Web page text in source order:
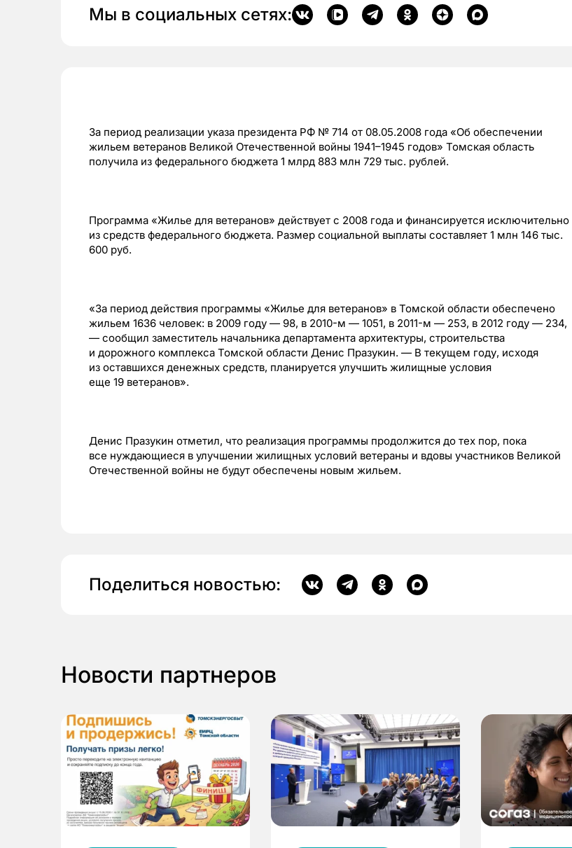
Мы в социальных сетях:
За период реализации указа президента РФ № 714 от 08.05.2008 года «Об обеспечении
жильем ветеранов Великой Отечественной войны 1941–1945 годов» Томская область
получила из федерального бюджета 1 млрд 883 млн 729 тыс. рублей.
Программа «Жилье для ветеранов» действует с 2008 года и финансируется исключительно
из средств федерального бюджета. Размер социальной выплаты составляет 1 млн 146 тыс.
600 руб.
«За период действия программы «Жилье для ветеранов» в Томской области обеспечено
жильем 1636 человек: в 2009 году — 98, в 2010-м — 1051, в 2011-м — 253, в 2012 году — 234,
— сообщил заместитель начальника департамента архитектуры, строительства
и дорожного комплекса Томской области Денис Празукин. — В текущем году, исходя
из оставшихся денежных средств, планируется улучшить жилищные условия
еще 19 ветеранов».
Денис Празукин отметил, что реализация программы продолжится до тех пор, пока
все нуждающиеся в улучшении жилищных условий ветераны и вдовы участников Великой
Отечественной войны не будут обеспечены новым жильем.
Поделиться новостью:
Новости партнеров